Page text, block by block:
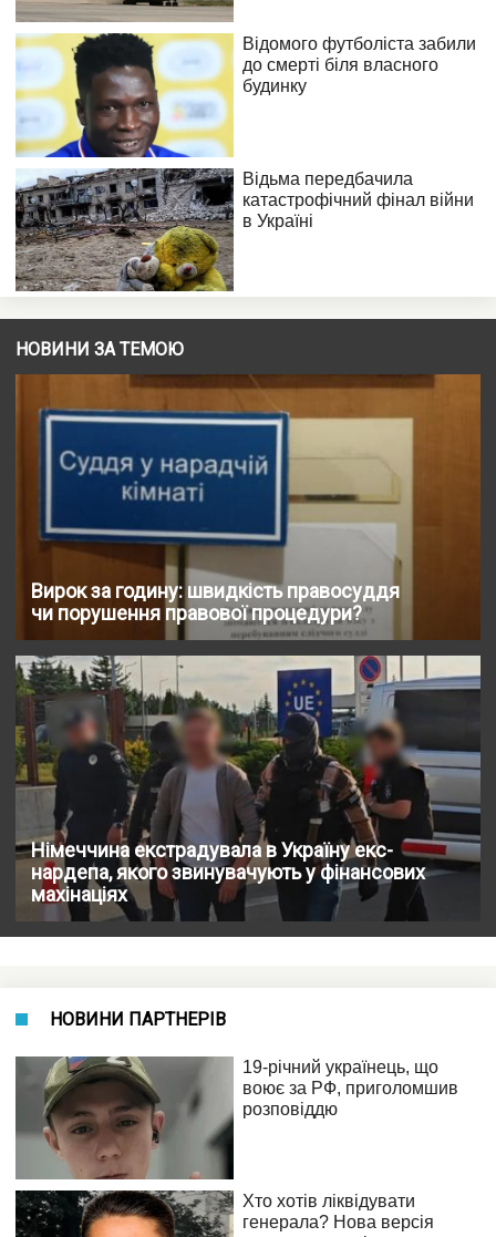
НОВИНИ ЗА ТЕМОЮ
Вирок за годину: швидкість правосуддя
чи порушення правової процедури?
Німеччина екстрадувала в Україну екс-
нардепа, якого звинувачують у фінансових
махінаціях
НОВИНИ ПАРТНЕРІВ